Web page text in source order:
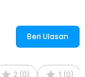
Beri Ulasan
2 (0) 1 (0)